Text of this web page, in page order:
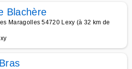
Blachère
Maragolles 54720 Lexy (à 32 km de